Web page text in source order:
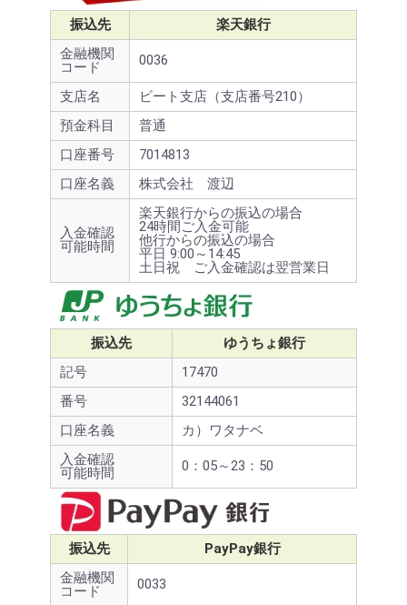
振込先
楽天銀行
金融機関
コード
0036
支店名
ビート支店（支店番号210）
預金科目
普通
口座番号
7014813
口座名義
株式会社 渡辺
入金確認
可能時間
楽天銀行からの振込の場合
24時間ご入金可能
他行からの振込の場合
平日 9:00～14:45
土日祝 ご入金確認は翌営業日
振込先
ゆうちょ銀行
記号
17470
番号
32144061
口座名義
カ）ワタナベ
入金確認
可能時間
0：05～23：50
振込先
PayPay銀行
金融機関
コード
0033